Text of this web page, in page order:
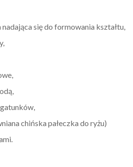
się do formowania kształtu,
chińska pałeczka do ryżu)